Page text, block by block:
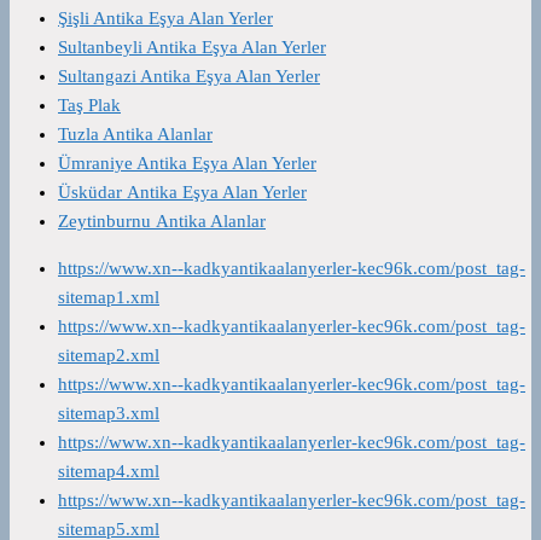
Şişli Antika Eşya Alan Yerler
Sultanbeyli Antika Eşya Alan Yerler
Sultangazi Antika Eşya Alan Yerler
Taş Plak
Tuzla Antika Alanlar
Ümraniye Antika Eşya Alan Yerler
Üsküdar Antika Eşya Alan Yerler
Zeytinburnu Antika Alanlar
https://www.xn--kadkyantikaalanyerler-kec96k.com/post_tag-
sitemap1.xml
https://www.xn--kadkyantikaalanyerler-kec96k.com/post_tag-
sitemap2.xml
https://www.xn--kadkyantikaalanyerler-kec96k.com/post_tag-
sitemap3.xml
https://www.xn--kadkyantikaalanyerler-kec96k.com/post_tag-
sitemap4.xml
https://www.xn--kadkyantikaalanyerler-kec96k.com/post_tag-
sitemap5.xml